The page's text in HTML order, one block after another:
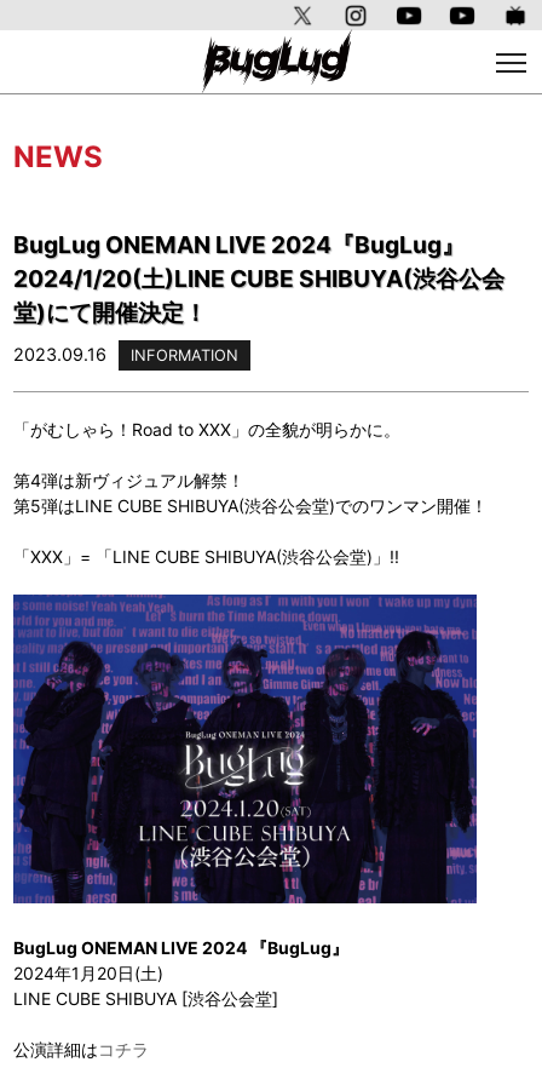
NEWS
BugLug ONEMAN LIVE 2024『BugLug』
2024/1/20(土)LINE CUBE SHIBUYA(渋谷公会
堂)にて開催決定！
2023.09.16 INFORMATION
「がむしゃら！Road to XXX」の全貌が明らかに。
第4弾は新ヴィジュアル解禁！
第5弾はLINE CUBE SHIBUYA(渋谷公会堂)でのワンマン開催！
「XXX」= 「LINE CUBE SHIBUYA(渋谷公会堂)」!!
BugLug ONEMAN LIVE 2024 『BugLug』
2024年1月20日(土)
LINE CUBE SHIBUYA [渋谷公会堂]
公演詳細はコチラ